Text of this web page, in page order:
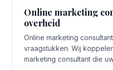
Online marketing
overheid
Online marketing
vraagstukken. Wij
marketing consultant die